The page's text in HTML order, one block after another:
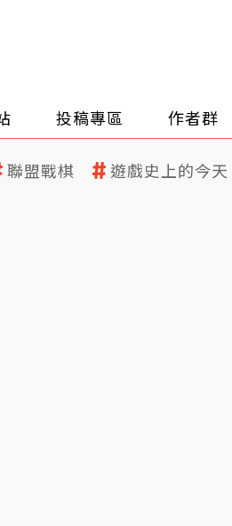
投稿專區 作者群
聯盟戰棋 遊戲史上的今天